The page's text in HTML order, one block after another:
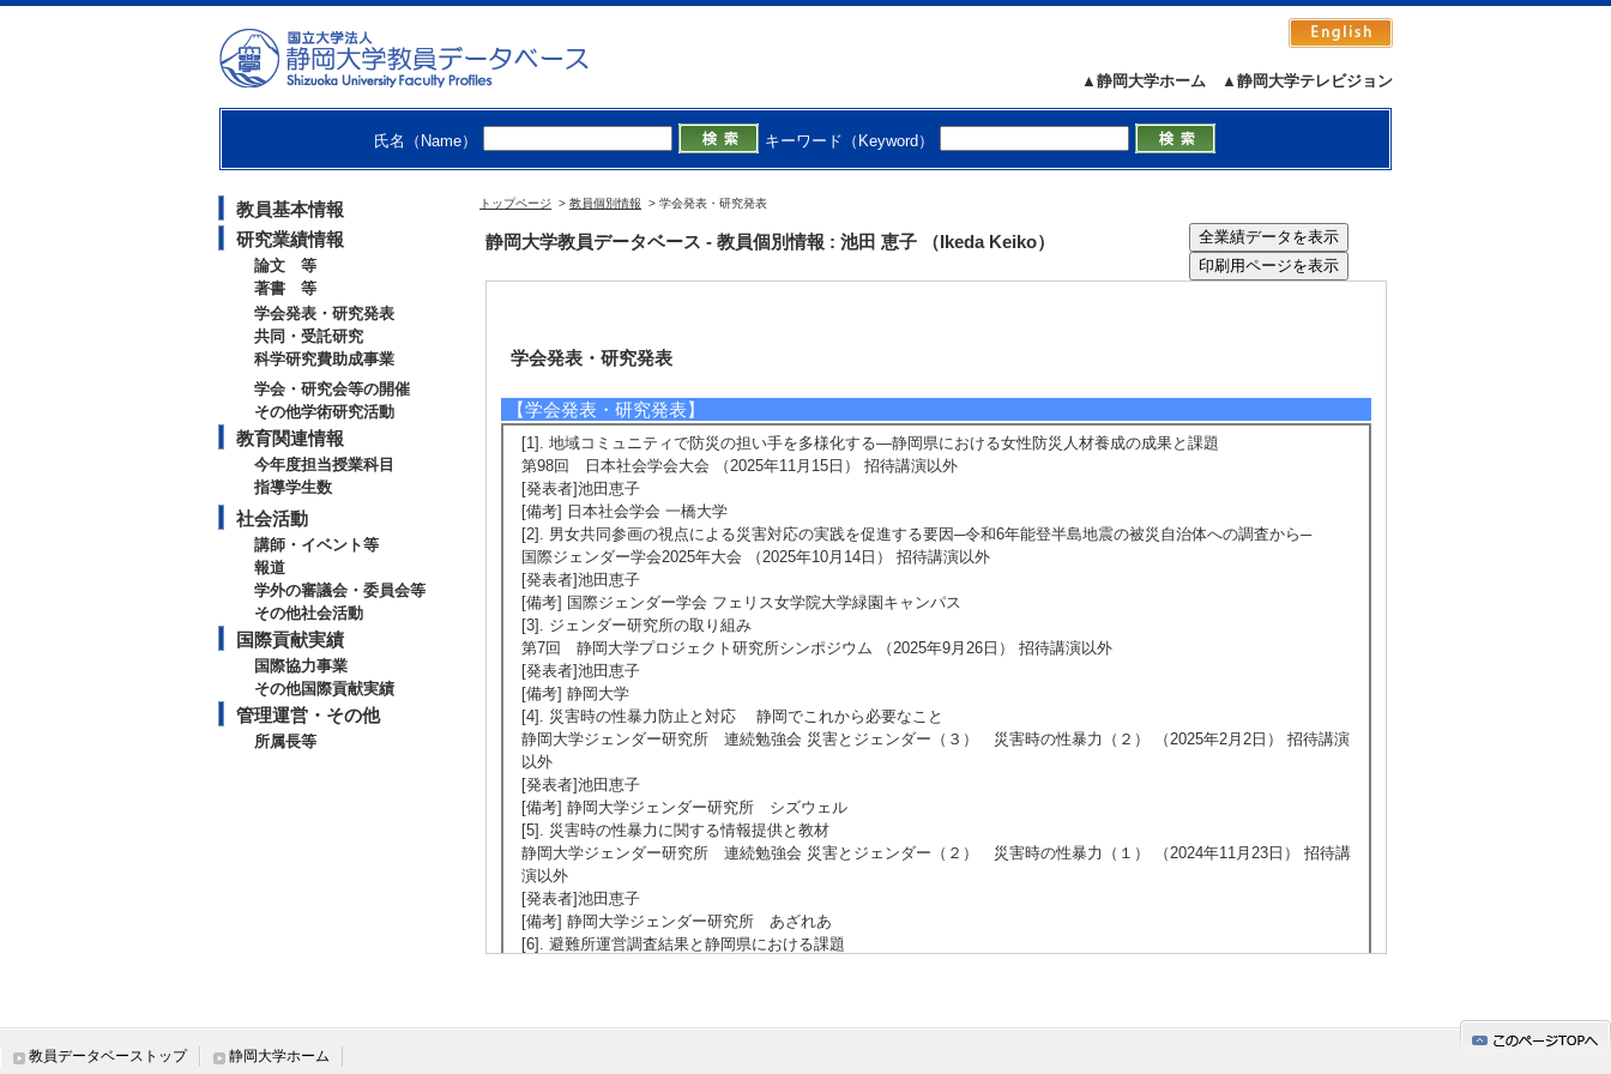
▲静岡大学テレビジョン
▲静岡大学ホーム
氏名（Name） キーワード（Keyword）
教員基本情報
研究業績情報
論文 等
著書 等
学会発表・研究発表
共同・受託研究
科学研究費助成事業
学会・研究会等の開催
その他学術研究活動
教育関連情報
今年度担当授業科目
指導学生数
社会活動
講師・イベント等
報道
学外の審議会・委員会等
その他社会活動
国際貢献実績
国際協力事業
その他国際貢献実績
管理運営・その他
所属長等
トップページ > 教員個別情報 > 学会発表・研究発表
静岡大学教員データベース - 教員個別情報 : 池田 恵子 （Ikeda Keiko）
学会発表・研究発表
【学会発表・研究発表】
[1]. 地域コミュニティで防災の担い手を多様化する―静岡県における女性防災人材養成の成果と課題
第98回 日本社会学会大会 （2025年11月15日） 招待講演以外
[発表者]池田恵子
[備考] 日本社会学会 一橋大学
[2]. 男女共同参画の視点による災害対応の実践を促進する要因─令和6年能登半島地震の被災自治体への調査から─
国際ジェンダー学会2025年大会 （2025年10月14日） 招待講演以外
[発表者]池田恵子
[備考] 国際ジェンダー学会 フェリス女学院大学緑園キャンパス
[3]. ジェンダー研究所の取り組み
第7回 静岡大学プロジェクト研究所シンポジウム （2025年9月26日） 招待講演以外
[発表者]池田恵子
[備考] 静岡大学
[4]. 災害時の性暴力防止と対応 静岡でこれから必要なこと
静岡大学ジェンダー研究所 連続勉強会 災害とジェンダー（３） 災害時の性暴力（２） （2025年2月2日） 招待講演
以外
[発表者]池田恵子
[備考] 静岡大学ジェンダー研究所 シズウェル
[5]. 災害時の性暴力に関する 情報提供と教材
静岡大学ジェンダー研究所 連続勉強会 災害とジェンダー（２） 災害時の性暴力（１） （2024年11月23日） 招待講
演以外
[発表者]池田恵子
[備考] 静岡大学ジェンダー研究所 あざれあ
[6]. 避難所運営調査結果と静岡県における課題
教員データベーストップ 静岡大学ホーム